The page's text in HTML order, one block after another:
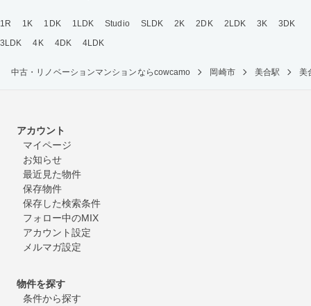
1R 1K 1DK 1LDK Studio SLDK 2K 2DK 2LDK 3K
3DK
3LDK
4K 4DK 4LDK
中古・リノベーションマンションならcowcamo 岡崎市 美合駅 美
アカウント
マイページ
お知らせ
最近見た物件
保存物件
保存した検索条件
フォロー中のMIX
アカウント設定
メルマガ設定
物件を探す
条件から探す